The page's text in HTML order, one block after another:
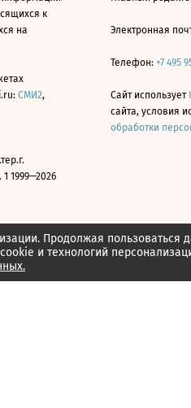
Продолжая пользоваться
и технологий
к
на
СМИ2,
1999—2026
Электронная
Телефон: +7 495
Сайт использует
сайта, условия
обработки